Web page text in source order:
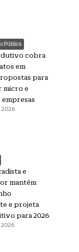
Pública
cobra
em
para
micro e
2026
e
mantém
e projeta
para 2026
2026